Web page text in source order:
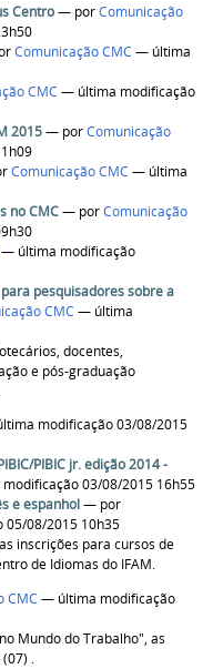
Centro— porComunicação
Comunicação CMC — última
CMC — última modificação
2015— porComunicação
Comunicação CMC — última
no CMC— porComunicação
— última modificação
pesquisadores sobre a
CMC — última
docentes,
e pós-graduação
modificação 03/08/2015
PIBIC jr. edição 2014 -
03/08/2015 16h55
e espanhol— por
08/2015 10h35
inscrições para cursos de
de Idiomas do IFAM.
CMC — última modificação
Mundo do Trabalho", as
.